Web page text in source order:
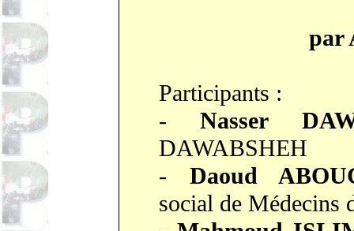
par
Participants :
-Nasser
DAWABSHEH
- Daoud
social de Médecins